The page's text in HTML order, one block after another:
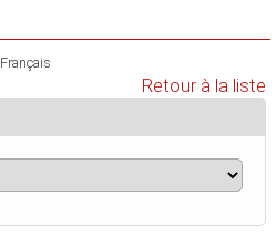
Français
Retour à la liste